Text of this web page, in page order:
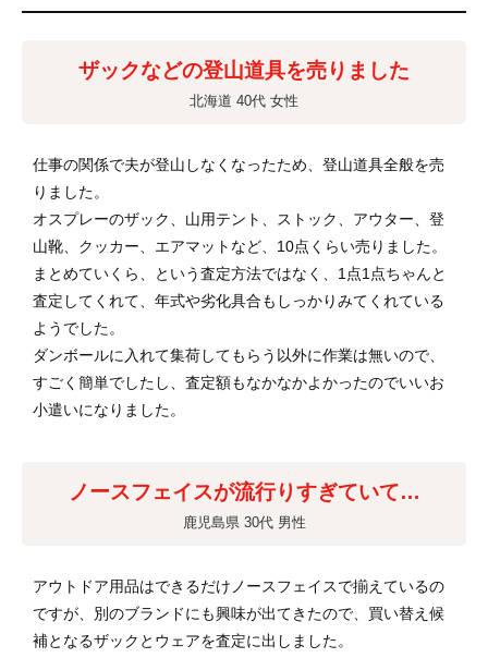
ザックなどの登山道具を売りました
北海道 40代 女性
仕事の関係で夫が登山しなくなったため、登山道具全般を売
りました。
オスプレーのザック、山用テント、ストック、アウター、登
山靴、クッカー、エアマットなど、10点くらい売りました。
まとめていくら、という査定方法ではなく、1点1点ちゃんと
査定してくれて、年式や劣化具合もしっかりみてくれている
ようでした。
ダンボールに入れて集荷してもらう以外に作業は無いので、
すごく簡単でしたし、査定額もなかなかよかったのでいいお
小遣いになりました。
ノースフェイスが流行りすぎていて…
鹿児島県 30代 男性
アウトドア用品はできるだけノースフェイスで揃えているの
ですが、別のブランドにも興味が出てきたので、買い替え候
補となるザックとウェアを査定に出しました。